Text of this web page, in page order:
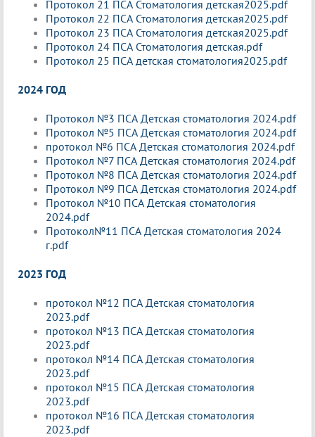
Протокол 21 ПСА Стоматология детская2025.pdf
Протокол 22 ПСА Стоматология детская2025.pdf
Протокол 23 ПСА Стоматология детская2025.pdf
Протокол 24 ПСА Стоматология детская.pdf
Протокол 25 ПСА детская стоматология2025.pdf
2024 ГОД
Протокол №3 ПСА Детская стоматология 2024.pdf
Протокол №5 ПСА Детская стоматология 2024.pdf
протокол №6 ПСА Детская стоматология 2024.pdf
Протокол №7 ПСА Детская стоматология 2024.pdf
Протокол №8 ПСА Детская стоматология 2024.pdf
Протокол №9 ПСА Детская стоматология 2024.pdf
Протокол №10 ПСА Детская стоматология
2024.pdf
Протокол№11 ПСА Детская стоматология 2024
г.pdf
2023 ГОД
протокол №12 ПСА Детская стоматология
2023.pdf
протокол №13 ПСА Детская стоматология
2023.pdf
протокол №14 ПСА Детская стоматология
2023.pdf
протокол №15 ПСА Детская стоматология
2023.pdf
протокол №16 ПСА Детская стоматология
2023.pdf